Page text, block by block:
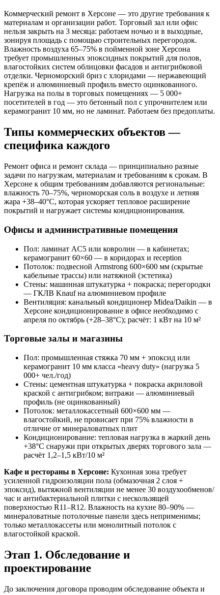
Коммерческий ремонт в Херсоне — это другие требования к
материалам и организации работ. Торговый зал или офис
нельзя закрыть на 3 месяца: работаем ночью и в выходные,
зонируя площадь с помощью строительных перегородок.
Влажность воздуха 65–75% в пойменной зоне Херсона
требует промышленных эпоксидных покрытий для полов,
влагостойких систем облицовки фасадов и антигрибковой
отделки. Черноморский бриз с хлоридами — нержавеющий
крепёж и алюминиевый профиль вместо оцинкованного.
Нагрузка на полы в торговых помещениях — 5 000+
посетителей в год — это бетонный пол с упрочнителем или
керамогранит 10 мм, но не ламинат. Работаем без предоплаты.
Типы коммерческих объектов —
специфика каждого
Ремонт офиса и ремонт склада — принципиально разные
задачи по нагрузкам, материалам и требованиям к срокам. В
Херсоне к общим требованиям добавляются региональные:
влажность 70–75%, черноморская соль в воздухе и летняя
жара +38–40°C, которая ускоряет тепловое расширение
покрытий и нагружает системы кондиционирования.
Офисы и административные помещения
Пол: ламинат AC5 или ковролин — в кабинетах;
керамогранит 60×60 — в коридорах и reception
Потолок: подвесной Armstrong 600×600 мм (скрытые
кабельные трассы) или натяжной (эстетика)
Стены: машинная штукатурка + покраска; перегородки
— ГКЛВ Knauf на алюминиевом профиле
Вентиляция: канальный кондиционер Midea/Daikin — в
Херсоне кондиционирование в офисе необходимо с
апреля по октябрь (+28–38°C); расчёт: 1 кВт на 10 м²
Торговые залы и магазины
Пол: промышленная стяжка 70 мм + эпоксид или
керамогранит 10 мм класса «heavy duty» (нагрузка 5
000+ чел./год)
Стены: цементная штукатурка + покраска акриловой
краской с антигрибком; витражи — алюминиевый
профиль (не оцинкованный)
Потолок: металлокассетный 600×600 мм —
влагостойкий, не провисает при 75% влажности в
отличие от минераловатных плит
Кондиционирование: тепловая нагрузка в жаркий день
+38°C снаружи при открытых дверях торгового зала —
расчёт 1,2–1,5 кВт/10 м²
Кафе и рестораны в Херсоне: Кухонная зона требует
усиленной гидроизоляции пола (обмазочная 2 слоя +
эпоксид), вытяжной вентиляции не менее 30 воздухообменов/
час и антибактериальной плитки с нескользящей
поверхностью R11–R12. Влажность на кухне 80–90% —
минераловатные потолочные панели здесь неприменимы;
только металлокассеты или монолитный потолок с
влагостойкой краской.
Этап 1. Обследование и
проектирование
До заключения договора проводим обследование объекта и